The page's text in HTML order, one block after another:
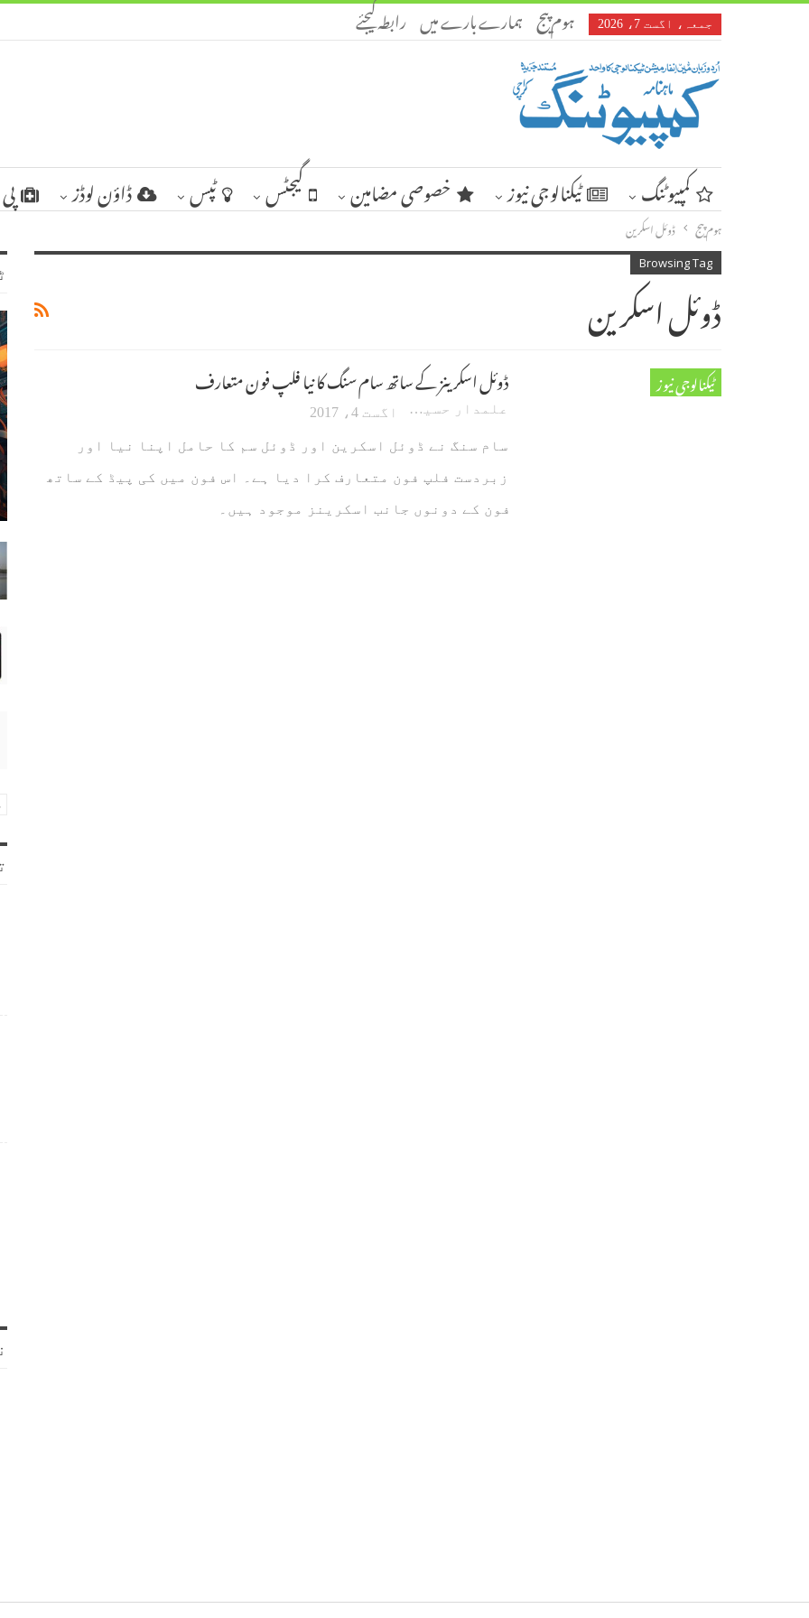
جمعہ، اگست 7، 2026 ہوم پیج ہمارے بارے میں رابطہ کیجئے
کمپیوٹنگ ٹیکنالوجی نیوز خصوصی مضامین گیجٹس ٹپس ڈاؤن لوڈز
ہوم پیج ڈوئل اسکرین
Browsing Tag
ڈوئل اسکرین
ٹیکنالوجی نیوز ڈوئل اسکرینز کے ساتھ سام سنگ کا نیا فلپ فون متعارف
علمدار حسین اگست 4، 2017
سام سنگ نے ڈوئل اسکرین اور ڈوئل سم کا حامل اپنا نیا اور
زبردست فلپ فون متعارف کرا دیا ہے۔ اس فون میں کی پیڈ کے ساتھ
فون کے دونوں جانب اسکرینز موجود ہیں۔